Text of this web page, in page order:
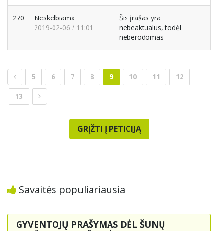
270
Neskelbiama
2019-02-06 / 11:01
Šis įrašas yra
nebeaktualus, todėl
neberodomas
5 6 7 8 9 10 11 12
13
GRĮŽTI Į PETICIJĄ
Savaitės populiariausia
GYVENTOJŲ PRAŠYMAS DĖL ŠUNŲ